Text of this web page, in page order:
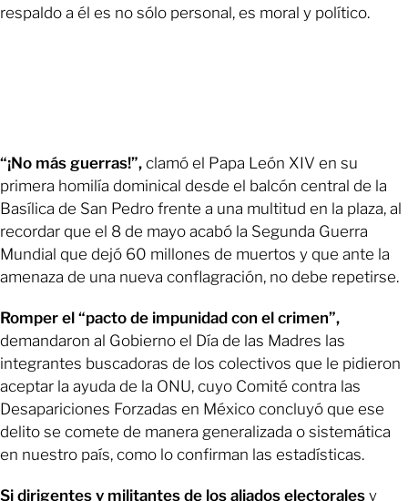
respaldo a él es no sólo personal, es moral y político.
“¡No más guerras!”, clamó el Papa León XIV en su
primera homilía dominical desde el balcón central de la
Basílica de San Pedro frente a una multitud en la plaza, al
recordar que el 8 de mayo acabó la Segunda Guerra
Mundial que dejó 60 millones de muertos y que ante la
amenaza de una nueva conflagración, no debe repetirse.
Romper el “pacto de impunidad con el crimen”,
demandaron al Gobierno el Día de las Madres las
integrantes buscadoras de los colectivos que le pidieron
aceptar la ayuda de la ONU, cuyo Comité contra las
Desapariciones Forzadas en México concluyó que ese
delito se comete de manera generalizada o sistemática
en nuestro país, como lo confirman las estadísticas.
Si dirigentes y militantes de los aliados electorales y